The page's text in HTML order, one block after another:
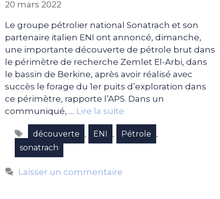
20 mars 2022
Le groupe pétrolier national Sonatrach et son
partenaire italien ENI ont annoncé, dimanche,
une importante découverte de pétrole brut dans
le périmètre de recherche Zemlet El-Arbi, dans
le bassin de Berkine, après avoir réalisé avec
succès le forage du 1er puits d’exploration dans
ce périmètre, rapporte l’APS. Dans un
communiqué, … Lire la suite
Étiquettes
découverte , ENI , Pétrole ,
sonatrach
Laisser un commentaire